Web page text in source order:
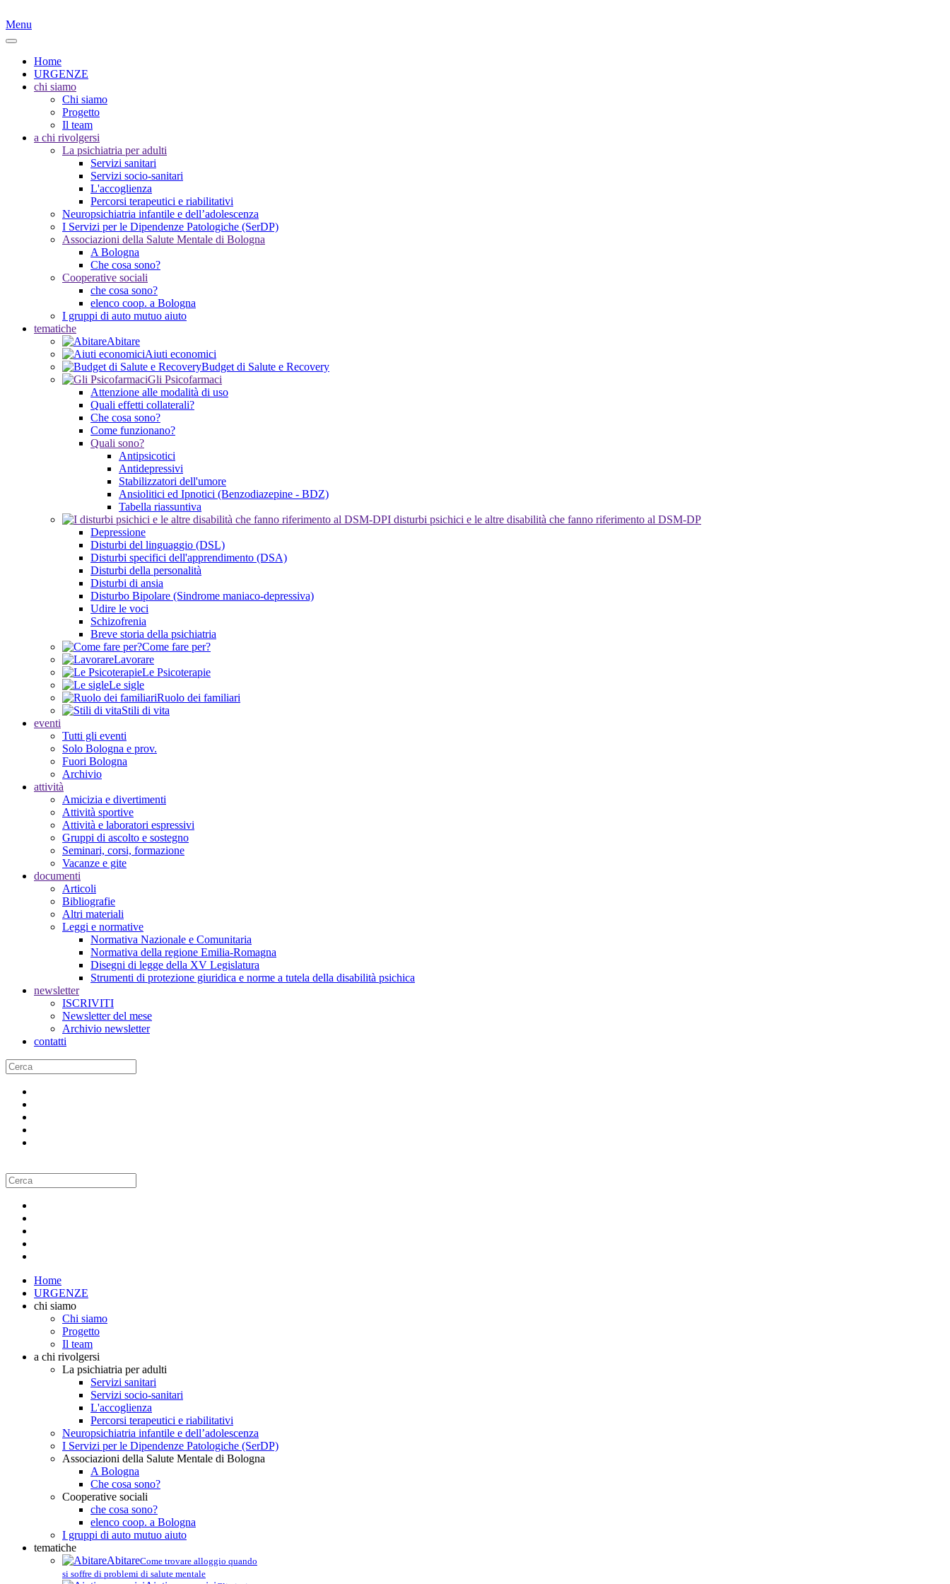
Menu
Home
URGENZE
chi siamo
Chi siamo
Progetto
Il team
a chi rivolgersi
La psichiatria per adulti
Servizi sanitari
Servizi socio-sanitari
L'accoglienza
Percorsi terapeutici e riabilitativi
Neuropsichiatria infantile e dell’adolescenza
I Servizi per le Dipendenze Patologiche (SerDP)
Associazioni della Salute Mentale di Bologna
A Bologna
Che cosa sono?
Cooperative sociali
che cosa sono?
elenco coop. a Bologna
I gruppi di auto mutuo aiuto
tematiche
Abitare
Aiuti economici
Budget di Salute e Recovery
Gli Psicofarmaci
Attenzione alle modalità di uso
Quali effetti collaterali?
Che cosa sono?
Come funzionano?
Quali sono?
Antipsicotici
Antidepressivi
Stabilizzatori dell'umore
Ansiolitici ed Ipnotici (Benzodiazepine - BDZ)
Tabella riassuntiva
I disturbi psichici e le altre disabilità che fanno riferimento al DSM-DP
Depressione
Disturbi del linguaggio (DSL)
Disturbi specifici dell'apprendimento (DSA)
Disturbi della personalità
Disturbi di ansia
Disturbo Bipolare (Sindrome maniaco-depressiva)
Udire le voci
Schizofrenia
Breve storia della psichiatria
Come fare per?
Lavorare
Le Psicoterapie
Le sigle
Ruolo dei familiari
Stili di vita
eventi
Tutti gli eventi
Solo Bologna e prov.
Fuori Bologna
Archivio
attività
Amicizia e divertimenti
Attività sportive
Attività e laboratori espressivi
Gruppi di ascolto e sostegno
Seminari, corsi, formazione
Vacanze e gite
documenti
Articoli
Bibliografie
Altri materiali
Leggi e normative
Normativa Nazionale e Comunitaria
Normativa della regione Emilia-Romagna
Disegni di legge della XV Legislatura
Strumenti di protezione giuridica e norme a tutela della disabilità psichica
newsletter
ISCRIVITI
Newsletter del mese
Archivio newsletter
contatti
Home
URGENZE
chi siamo
Chi siamo
Progetto
Il team
a chi rivolgersi
La psichiatria per adulti
Servizi sanitari
Servizi socio-sanitari
L'accoglienza
Percorsi terapeutici e riabilitativi
Neuropsichiatria infantile e dell’adolescenza
I Servizi per le Dipendenze Patologiche (SerDP)
Associazioni della Salute Mentale di Bologna
A Bologna
Che cosa sono?
Cooperative sociali
che cosa sono?
elenco coop. a Bologna
I gruppi di auto mutuo aiuto
tematiche
AbitareCome trovare alloggio quando
si soffre di problemi di salute mentale